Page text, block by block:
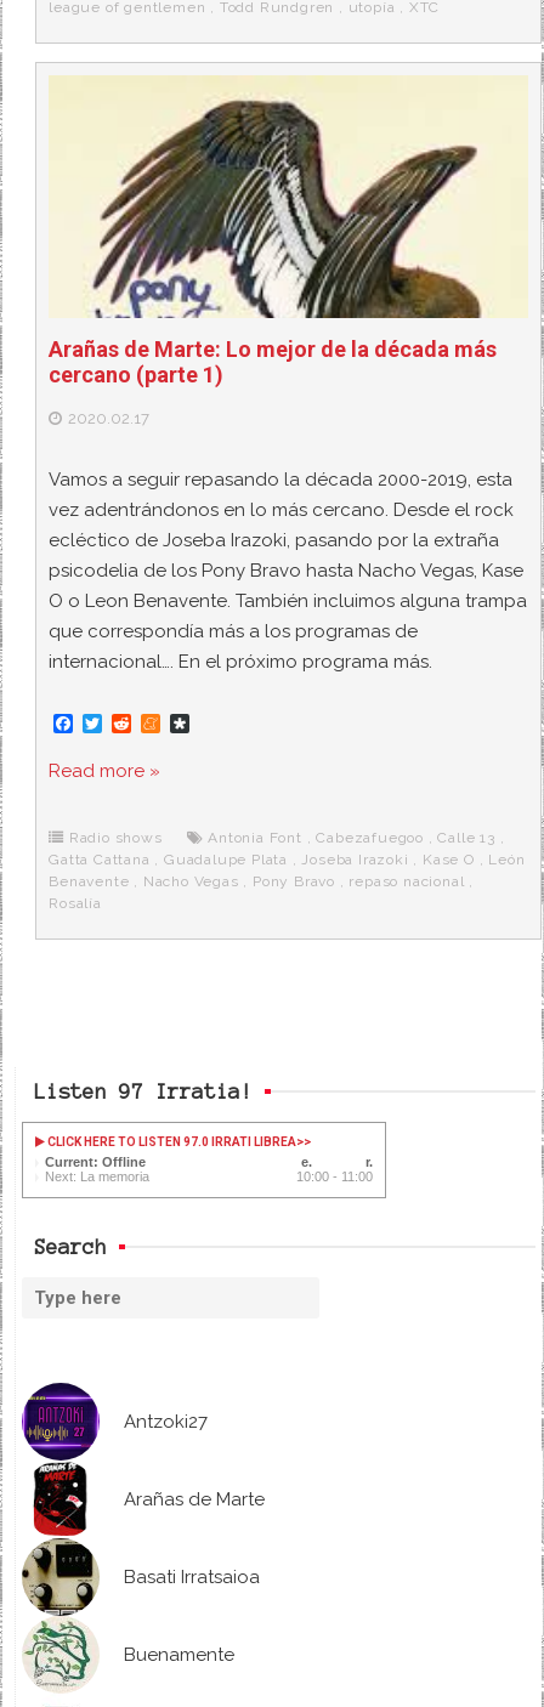
league of gentlemen Todd Rundgren utopía XTC
Arañas de Marte: Lo mejor de la década más
cercano (parte 1)
2020.02.17
Vamos a seguir repasando la década 2000-2019, esta
vez adentrándonos en lo más cercano. Desde el rock
ecléctico de Joseba Irazoki, pasando por la extraña
psicodelia de los Pony Bravo hasta Nacho Vegas, Kase
O o Leon Benavente. También incluimos alguna trampa
que correspondía más a los programas de
internacional…. En el próximo programa más.
F
c
e
o
k
T
i
t
r
R
d
d
M
e
r
a
Read more »
Radio shows Antonia Font ,Cabezafuegoo ,Calle 13 ,
Gatta Cattana ,Guadalupe Plata ,Joseba Irazoki , Kase O , León
Benavente , Nacho Vegas , Pony Bravo , repaso nacional ,
Rosalía
Listen 97 Irratia!
CLICK HERE TO LISTEN 97.0 IRRATI LIBREA>>
Current: Offline
Next: La memoria
10:00 - 11:00
Search
Antzoki27
Arañas de Marte
Basati Irratsaioa
Buenamente